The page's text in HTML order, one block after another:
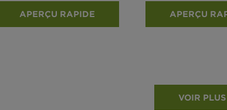
APERÇU RAPIDE APERÇU
VOIR PLUS